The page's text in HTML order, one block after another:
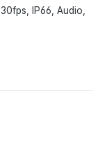
IP66, Audio,